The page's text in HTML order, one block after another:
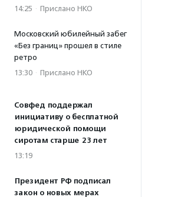
14:25 · Прислано НКО
Московский юбилейный забег
«Без границ» прошел в стиле
ретро
13:30 · Прислано НКО
Совфед поддержал
инициативу о бесплатной
юридической помощи
сиротам старше 23 лет
13:19
Президент РФ подписал
закон о новых мерах